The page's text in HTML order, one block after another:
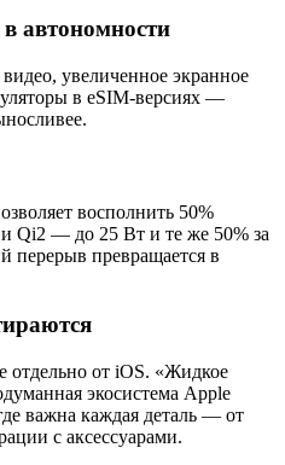
автономности
увеличенное экранное
в eSIM-версиях —
восполнить 50%
и Qi2 — до 25 Вт и те же 50% за
перерыв превращается в
отдельно от iOS. «Жидкое
экосистема Apple
важна каждая деталь — от
с аксессуарами.